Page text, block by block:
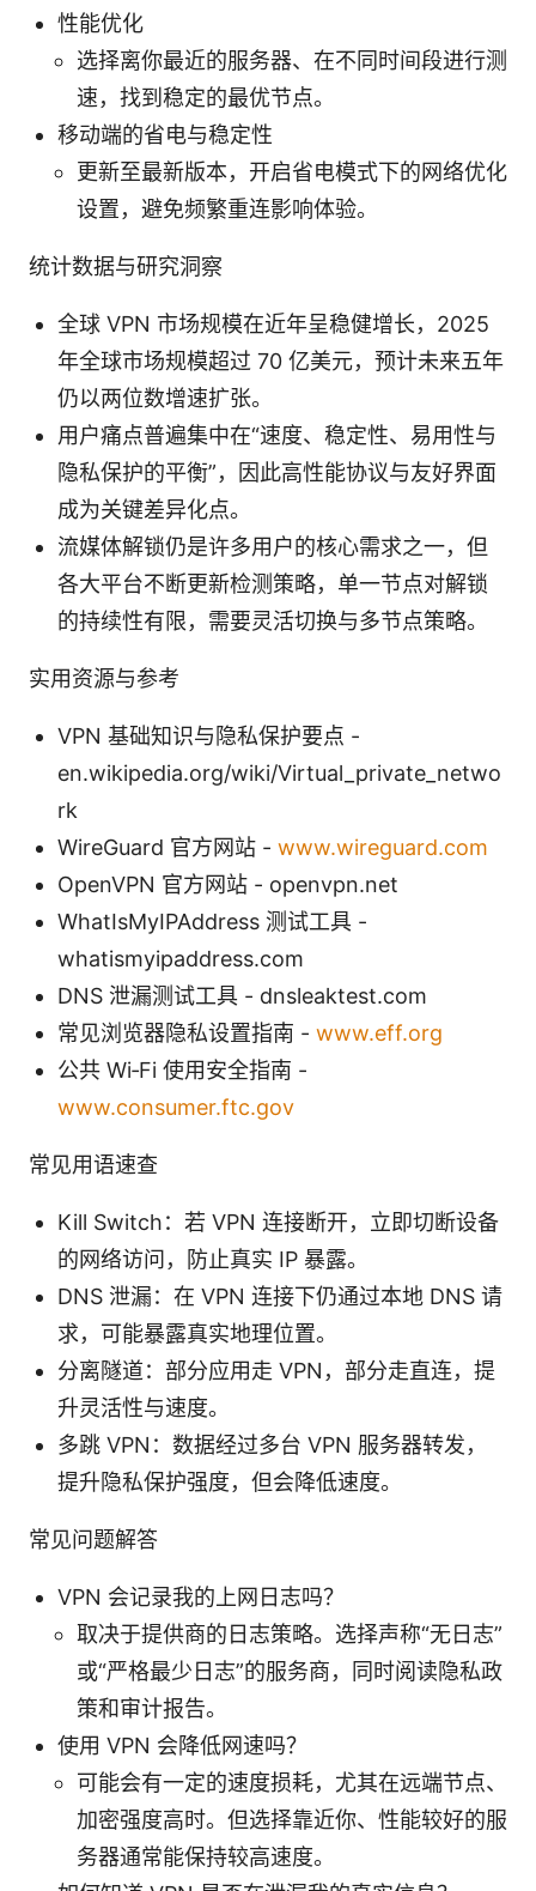
性能优化
选择离你最近的服务器、在不同时间段进行测
速，找到稳定的最优节点。
移动端的省电与稳定性
更新至最新版本，开启省电模式下的网络优化
设置，避免频繁重连影响体验。
统计数据与研究洞察
全球 VPN 市场规模在近年呈稳健增长，2025
年全球市场规模超过 70 亿美元，预计未来五年
仍以两位数增速扩张。
用户痛点普遍集中在“速度、稳定性、易用性与
隐私保护的平衡”，因此高性能协议与友好界面
成为关键差异化点。
流媒体解锁仍是许多用户的核心需求之一，但
各大平台不断更新检测策略，单一节点对解锁
的持续性有限，需要灵活切换与多节点策略。
实用资源与参考
VPN 基础知识与隐私保护要点 -
en.wikipedia.org/wiki/Virtual_private_netwo
rk
WireGuard 官方网站 - www.wireguard.com
OpenVPN 官方网站 - openvpn.net
WhatIsMyIPAddress 测试工具 -
whatismyipaddress.com
DNS 泄漏测试工具 - dnsleaktest.com
常见浏览器隐私设置指南 - www.eff.org
公共 Wi‑Fi 使用安全指南 -
www.consumer.ftc.gov
常见用语速查
Kill Switch：若 VPN 连接断开，立即切断设备
的网络访问，防止真实 IP 暴露。
DNS 泄漏：在 VPN 连接下仍通过本地 DNS 请
求，可能暴露真实地理位置。
分离隧道：部分应用走 VPN，部分走直连，提
升灵活性与速度。
多跳 VPN：数据经过多台 VPN 服务器转发，
提升隐私保护强度，但会降低速度。
常见问题解答
VPN 会记录我的上网日志吗？
取决于提供商的日志策略。选择声称“无日志”
或“严格最少日志”的服务商，同时阅读隐私政
策和审计报告。
使用 VPN 会降低网速吗？
可能会有一定的速度损耗，尤其在远端节点、
加密强度高时。但选择靠近你、性能较好的服
务器通常能保持较高速度。